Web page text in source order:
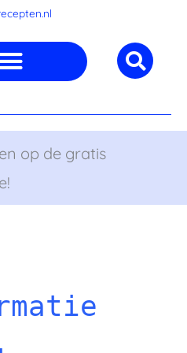
op de gratis